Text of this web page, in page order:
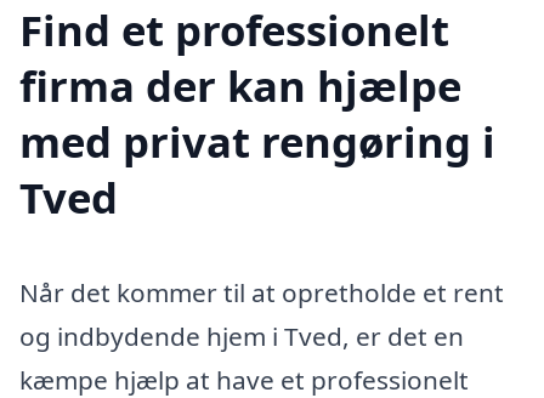
Find et professionelt
firma der kan hjælpe
med privat rengøring i
Tved
Når det kommer til at opretholde et rent
og indbydende hjem i Tved, er det en
kæmpe hjælp at have et professionelt